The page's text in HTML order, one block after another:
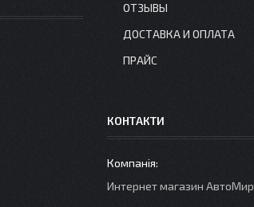
ОТЗЫВЫ
ДОСТАВКА И ОПЛАТА
ПРАЙС
КОНТАКТИ
Интернет магазин АвтоМир